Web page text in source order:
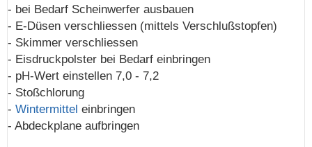
- bei Bedarf Scheinwerfer ausbauen
- E-Düsen verschliessen (mittels Verschlußstopfen)
- Skimmer verschliessen
- Eisdruckpolster bei Bedarf einbringen
- pH-Wert einstellen 7,0 - 7,2
- Stoßchlorung
- Wintermittel einbringen
- Abdeckplane aufbringen